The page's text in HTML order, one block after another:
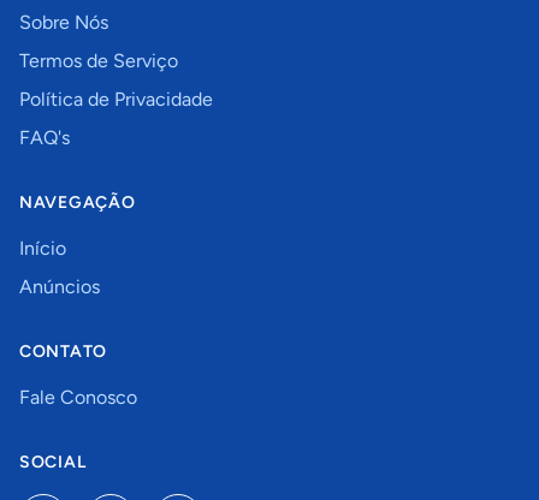
Sobre Nós
Termos de Serviço
Política de Privacidade
FAQ's
NAVEGAÇÃO
Início
Anúncios
CONTATO
Fale Conosco
SOCIAL